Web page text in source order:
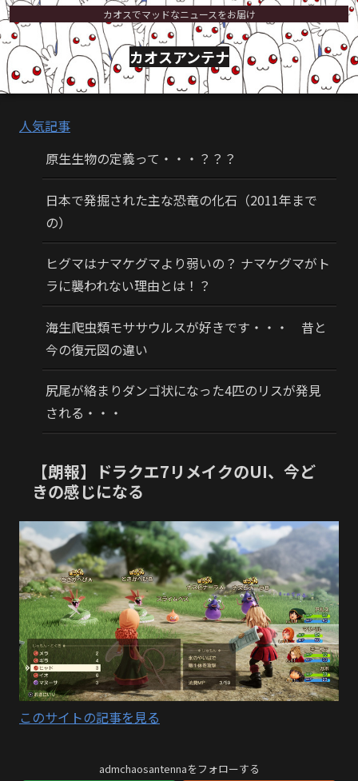
カオスでマッドなニュースをお届け
カオスアンテナ
人気記事
原生生物の定義って・・・？？？
日本で発掘された主な恐竜の化石（2011年まで
の）
ヒグマはナマケグマより弱いの？ ナマケグマがト
ラに襲われない理由とは！？
海生爬虫類モササウルスが好きです・・・ 昔と
今の復元図の違い
尻尾が絡まりダンゴ状になった4匹のリスが発見
される・・・
【朗報】ドラクエ7リメイクのUI、今ど
きの感じになる
このサイトの記事を見る
admchaosantennaをフォローする